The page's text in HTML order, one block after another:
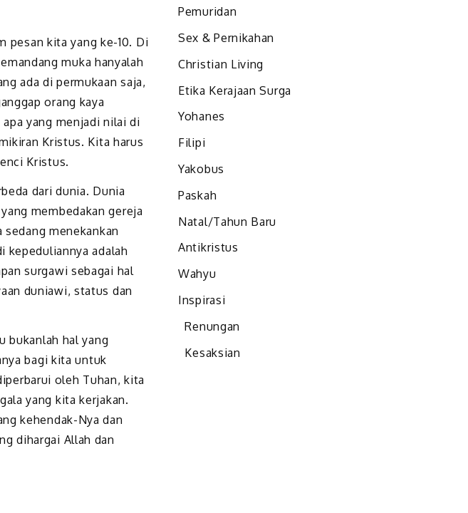
pesan kita yang ke-10. Di
muka hanyalah
ada di permukaan saja,
orang kaya
yang menjadi nilai di
Kristus. Kita harus
Kristus.
dari dunia. Dunia
membedakan gereja
menekankan
kepeduliannya adalah
surgawi sebagai hal
duniawi, status dan
bukanlah hal yang
bagi kita untuk
oleh Tuhan, kita
yang kita kerjakan.
kehendak-Nya dan
dihargai Allah dan
Pemuridan
Sex & Pernikahan
Christian Living
Etika Kerajaan Surga
Yohanes
Filipi
Yakobus
Paskah
Natal/Tahun Baru
Antikristus
Wahyu
Inspirasi
Renungan
Kesaksian